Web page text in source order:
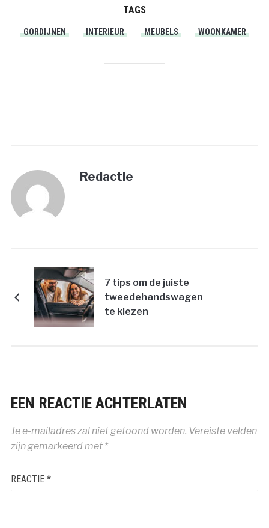
TAGS
GORDIJNEN INTERIEUR MEUBELS WOONKAMER
Redactie
7 tips om de juiste
tweedehandswagen
te kiezen
EEN REACTIE ACHTERLATEN
Je e-mailadres zal niet getoond worden. Vereiste velden
zijn gemarkeerd met *
REACTIE *